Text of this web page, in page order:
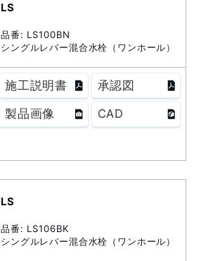
LS
品番: LS100BN
シングルレバー混合水栓（ワンホール）
施工説明書 承認図
製品画像 CAD
LS
品番: LS106BK
シングルレバー混合水栓（ワンホール）